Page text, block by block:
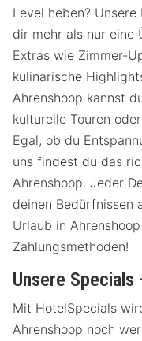
Level heben?
dir mehr als nur eine
Extras wie Zimmer-
kulinarische
Ahrenshoop kannst
kulturelle Touren
Egal, ob du
uns findest du das
Ahrenshoop. Jeder
deinen Bedürfnissen
Urlaub in
Zahlungsmethoden!
Unsere
Mit HotelSpecials
Ahrenshoop noch